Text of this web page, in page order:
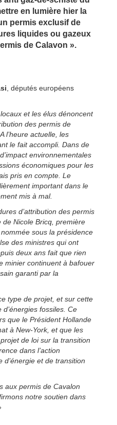
en lumière hier la
permis exclusif de
liquides ou gazeux
de Calavon ».
, députés européens
et les élus dénoncent
des permis de
l’heure actuelle, les
le fait accompli. Dans de
environnementales
économiques pour les
pris en compte. Le
important dans le
mis à mal.
d’attribution des permis
Nicole Bricq, première
sous la présidence
des ministres qui ont
deux ans fait que rien
minier continuent à bafouer
garanti par la
type de projet, et sur cette
fossiles. Ce
que le Président Hollande
à New-York, et que les
de loi sur la transition
dans l’action
et de transition
aux permis de Cavalon
notre soutien dans